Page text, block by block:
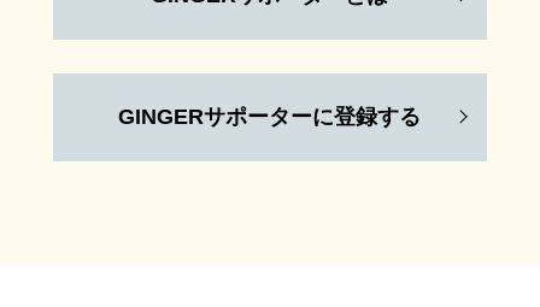
GINGERサポーターに登録する